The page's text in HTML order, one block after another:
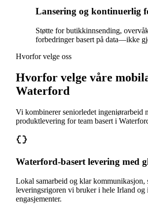
Lansering og kontinuerlig
Støtte for butikkinnsending,
forbedringer basert på data—ikke
Hvorfor velge oss
Hvorfor velge våre
Waterford
Vi kombinerer seniorledet ingeniørarbeid
produktlevering for team basert i
Waterford-basert levering med
Lokal samarbeid og klar kommunikasjon,
leveringsrigoren vi bruker i hele Irland og
engasjementer.